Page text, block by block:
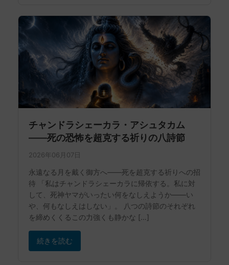
チャンドラシェーカラ・アシュタカム
——死の恐怖を超克する祈りの八詩節
2026年06月07日
永遠なる月を戴く御方へ——死を超克する祈りへの招
待 「私はチャンドラシェーカラに帰依する。私に対
して、死神ヤマがいったい何をなしえようか――い
や、何もなしえはしない」。 八つの詩節のそれぞれ
を締めくくるこの力強くも静かな […]
続きを読む